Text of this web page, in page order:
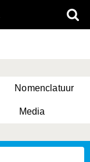
Nomenclatuur
Media